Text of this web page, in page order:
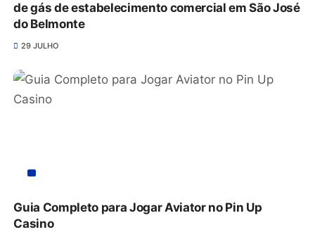
de gás de estabelecimento comercial em São José
do Belmonte
29 JULHO
Guia Completo para Jogar Aviator no Pin Up
Casino